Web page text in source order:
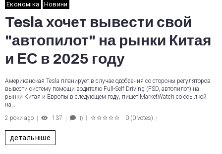
Економіка Новини
Tesla хочет вывести свой
"автопилот" на рынки Китая
и ЕС в 2025 году
Американская Tesla планирует в случае одобрения со стороны регуляторов
вывести систему помощи водителю Full-Self Driving (FSD, автопилот) на
рынки Китая и Европы в следующем году, пишет MarketWatch со ссылкой
на…
2 роки ago
137 0 0 (0 votes)
детальніше